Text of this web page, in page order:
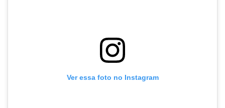
Ver essa foto no Instagram